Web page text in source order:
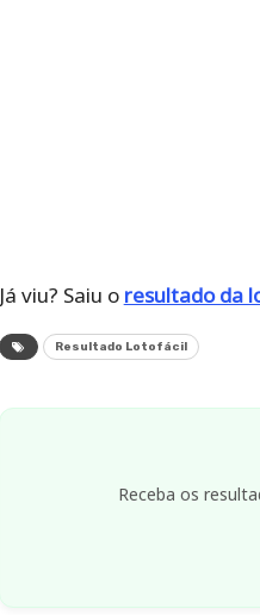
Já viu? Saiu o resultado da
Resultado Lotofácil
Receba os